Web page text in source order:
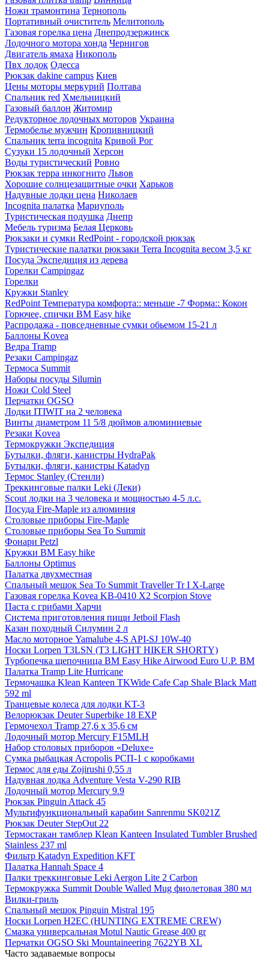
Ножи трамонтина Тернополь
Портативный очиститель Мелитополь
Газовая горелка цена Днепродзержинск
Лодочного мотора хонда Чернигов
Двигатель ямаха Никополь
Пвх лодок Одесса
Рюкзак dakine campus Киев
Цены моторы меркурий Полтава
Спальник red Хмельницкий
Газовый баллон Житомир
Редукторное лодочных моторов Украина
Термобелье мужчин Кропивницкий
Спальник terra incognita Кривой Рог
Сузуки 15 лодочный Херсон
Воды туристический Ровно
Рюкзак терра инкогнито Львов
Хорошие солнцезащитные очки Харьков
Надувные лодки цена Николаев
Incognita палатка Мариуполь
Туристическая подушка Днепр
Мебель туризма Белая Церковь
Рюкзаки и сумки RedPoint - городской рюкзак
Туристические палатки рюкзаки Terra Incognita весом 3,5 кг
Посуда Экспедиция из дерева
Горелки Campingaz
Горелки
Кружки Stanley
RedPoint Температура комфорта:: меньше -7 Форма:: Кокон
Горючее, спички BM Easy hike
Распродажа - повседневные сумки обьемом 15-21 л
Баллоны Kovea
Ведра Tramp
Резаки Campingaz
Термоса Summit
Наборы посуды Silumin
Ножи Cold Steel
Перчатки OGSO
Лодки ITIWIT на 2 человека
Винты диаметром 11 5/8 дюймов алюминиевые
Резаки Kovea
Термокружки Экспедиция
Бутылки, фляги, канистры HydraPak
Бутылки, фляги, канистры Katadyn
Термос Stanley (Стенли)
Треккинговые палки Leki (Леки)
Scout лодки на 3 человека и мощностью 4-5 л.с.
Посуда Fire-Maple из алюминия
Столовые приборы Fire-Maple
Столовые приборы Sea To Summit
Фонари Petzl
Кружки BM Easy hike
Баллоны Optimus
Палатка двухместная
Спальный мешок Sea To Summit Traveller Tr I X-Large
Газовая горелка Kovea KB-0410 X2 Scorpion Stove
Паста с грибами Харчи
Система приготовления пищи Jetboil Flash
Казан походный Силумин 2 л
Масло моторное Yamalube 4-S API-SJ 10W-40
Носки Lorpen T3LSN (T3 LIGHT HIKER SHORTY)
Турбопечка щепочница BM Easy Hike Airwood Euro U.P. BM
Палатка Tramp Lite Hurricane
Термочашка Klean Kanteen TKWide Cafe Cap Shale Black Matt
592 ml
Транцевые колеса для лодки KT-3
Велорюкзак Deuter Superbike 18 EXP
Гермочехол Tramp 27,6 х 35,6 см
Лодочный мотор Mercury F15MLH
Набор столовых приборов «Deluxe»
Сумка рыбацкая Acropolis РСП-1 с коробками
Термос для еды Zojirushi 0,55 л
Надувная лодка Adventure Vesta V-290 RIB
Лодочный мотор Mercury 9.9
Рюкзак Pinguin Attack 45
Мультифункциональный карабин Sanrenmu SK021Z
Рюкзак Deuter StepOut 22
Термостакан тамблер Klean Kanteen Insulated Tumbler Brushed
Stainless 237 ml
Фильтр Katadyn Expedition KFT
Палатка Hannah Space 4
Палки треккинговые Leki Aergon Lite 2 Carbon
Термокружка Summit Double Walled Mug фиолетовая 380 мл
Вилки-гриль
Спальный мешок Pinguin Mistral 195
Носки Lorpen H2EC (HUNTING EXTREME CREW)
Смазка универсальная Motul Nautic Grease 400 gr
Перчатки OGSO Ski Mountaineering 7622YB XL
Часто задаваемые вопросы